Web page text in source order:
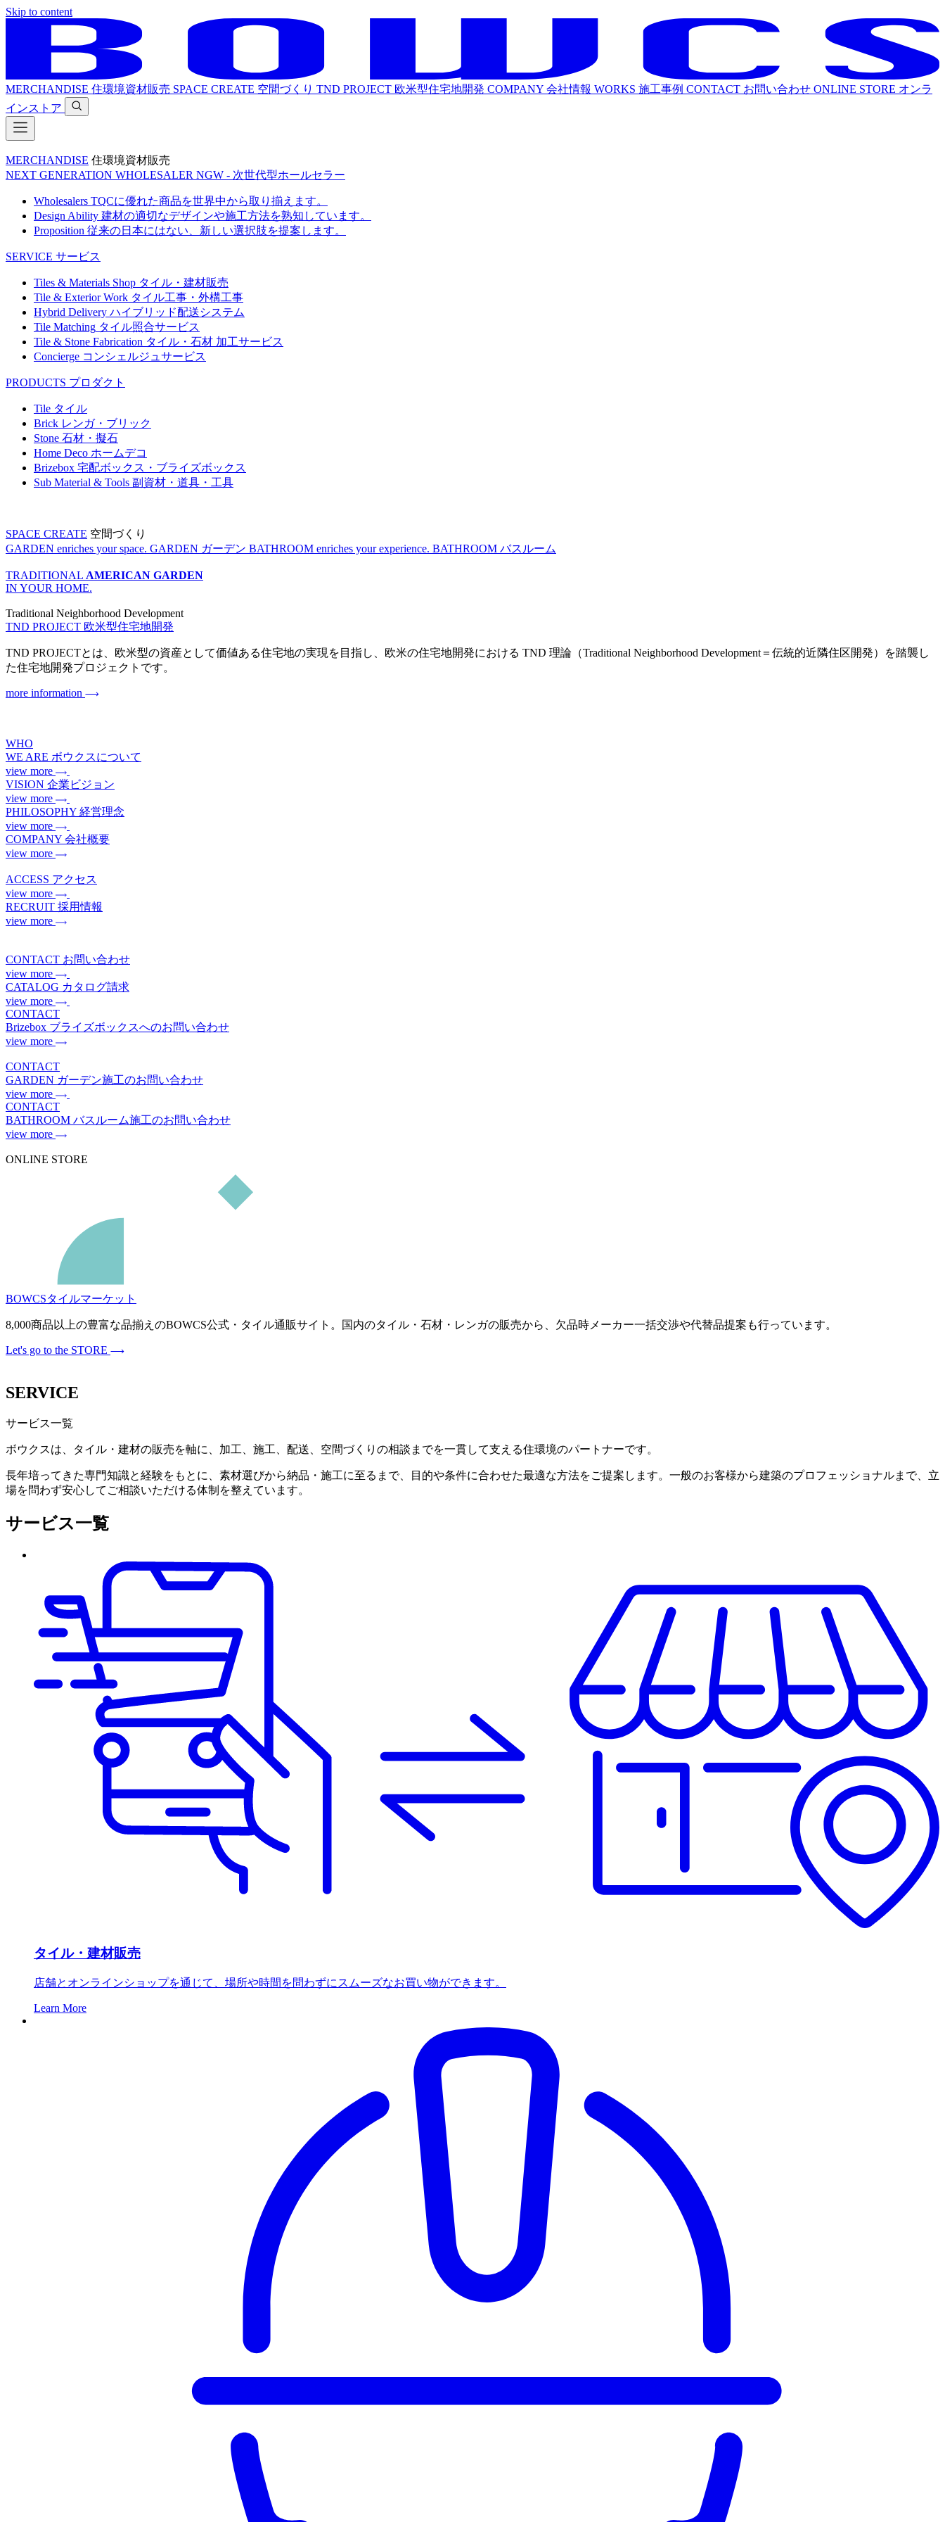
Skip to content
MERCHANDISE 住環境資材販売 SPACE CREATE 空間づくり TND PROJECT 欧米型住宅地開発 COMPANY 会社情報 WORKS 施工事例 CONTACT お問い合わせ ONLINE STORE オンラ
インストア
MERCHANDISE 住環境資材販売
NEXT GENERATION WHOLESALER NGW - 次世代型ホールセラー
Wholesalers TQCに優れた商品を世界中から取り揃えます。
Design Ability 建材の適切なデザインや施工方法を熟知しています。
Proposition 従来の日本にはない、新しい選択肢を提案します。
SERVICE サービス
Tiles & Materials Shop タイル・建材販売
Tile & Exterior Work タイル工事・外構工事
Hybrid Delivery ハイブリッド配送システム
Tile Matching タイル照合サービス
Tile & Stone Fabrication タイル・石材 加工サービス
Concierge コンシェルジュサービス
PRODUCTS プロダクト
Tile タイル
Brick レンガ・ブリック
Stone 石材・擬石
Home Deco ホームデコ
Brizebox 宅配ボックス・ブライズボックス
Sub Material & Tools 副資材・道具・工具
SPACE CREATE 空間づくり
GARDEN enriches your space. GARDEN ガーデン BATHROOM enriches your experience. BATHROOM バスルーム
TRADITIONAL AMERICAN GARDEN
IN YOUR HOME.
Traditional Neighborhood Development
TND PROJECT 欧米型住宅地開発
TND PROJECTとは、欧米型の資産として価値ある住宅地の実現を目指し、欧米の住宅地開発における TND 理論（Traditional Neighborhood Development＝伝統的近隣住区開発）を踏襲し
た住宅地開発プロジェクトです。
more information
WHO
WE ARE ボウクスについて
view more
VISION 企業ビジョン
view more
PHILOSOPHY 経営理念
view more
COMPANY 会社概要
view more
ACCESS アクセス
view more
RECRUIT 採用情報
view more
CONTACT お問い合わせ
view more
CATALOG カタログ請求
view more
CONTACT
Brizebox ブライズボックスへのお問い合わせ
view more
CONTACT
GARDEN ガーデン施工のお問い合わせ
view more
CONTACT
BATHROOM バスルーム施工のお問い合わせ
view more
ONLINE STORE
BOWCSタイルマーケット
8,000商品以上の豊富な品揃えのBOWCS公式・タイル通販サイト。国内のタイル・石材・レンガの販売から、欠品時メーカー一括交渉や代替品提案も行っています。
Let's go to the STORE
SERVICE
サービス一覧
ボウクスは、タイル・建材の販売を軸に、加工、施工、配送、空間づくりの相談までを一貫して支える住環境のパートナーです。
長年培ってきた専門知識と経験をもとに、素材選びから納品・施工に至るまで、目的や条件に合わせた最適な方法をご提案します。一般のお客様から建築のプロフェッショナルまで、立
場を問わず安心してご相談いただける体制を整えています。
サービス一覧
タイル・建材販売
店舗とオンラインショップを通じて、場所や時間を問わずにスムーズなお買い物ができます。
Learn More